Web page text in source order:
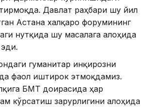
Давлат раҳбари шу йил
Астана халқаро форумининг
нутқида шу масалага алоҳида
гуманитар инқирозни
фаол иштирок этмоқдамиз.
БМТ доирасида ҳар
кўрсатиш зарурлигини алоҳида